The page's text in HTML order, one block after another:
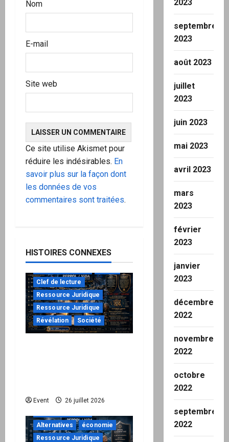
Nom
E-mail
Site web
Ce site utilise Akismet pour
réduire les indésirables. En
savoir plus sur la façon dont
les données de vos
commentaires sont traitées.
HISTOIRES CONNEXES
Clef de lecture
Ressource Juridique
Ressource Juridique
Révélation
Société
Event 26 juillet 2026
"URGENT"
Alternatives
économie
Ressource Juridique
2023
septembre
2023
août 2023
juillet
2023
juin 2023
mai 2023
avril 2023
mars
2023
février
2023
janvier
2023
décembre
2022
novembre
2022
octobre
2022
septembre
2022